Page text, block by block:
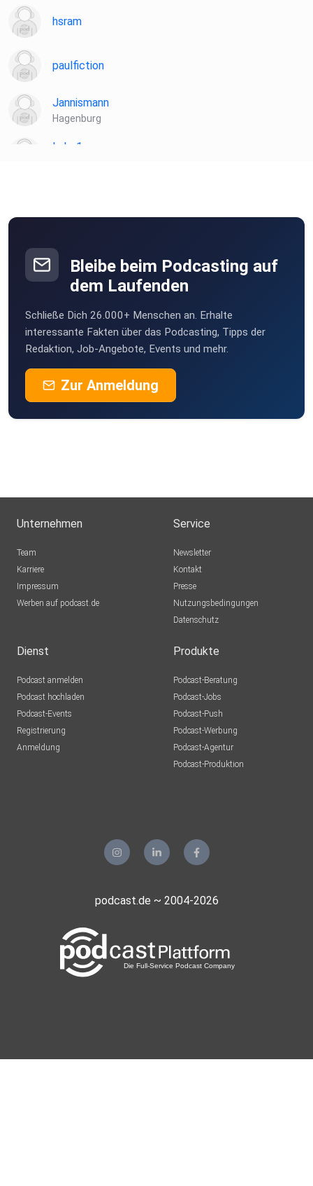
hsram
paulfiction
Jannismann
Hagenburg
Luke1
Schiwagodoc
Preggio
kulzima
david14286
Bleibe beim Podcasting auf
dem Laufenden
Schließe Dich 26.000+ Menschen an. Erhalte
interessante Fakten über das Podcasting, Tipps der
Redaktion, Job-Angebote, Events und mehr.
Zur Anmeldung
Unternehmen
Team
Karriere
Impressum
Werben auf podcast.de
Service
Newsletter
Kontakt
Presse
Nutzungsbedingungen
Datenschutz
Dienst
Podcast anmelden
Podcast hochladen
Podcast-Events
Registrierung
Anmeldung
Produkte
Podcast-Beratung
Podcast-Jobs
Podcast-Push
Podcast-Werbung
Podcast-Agentur
Podcast-Produktion
podcast.de ~ 2004-2026